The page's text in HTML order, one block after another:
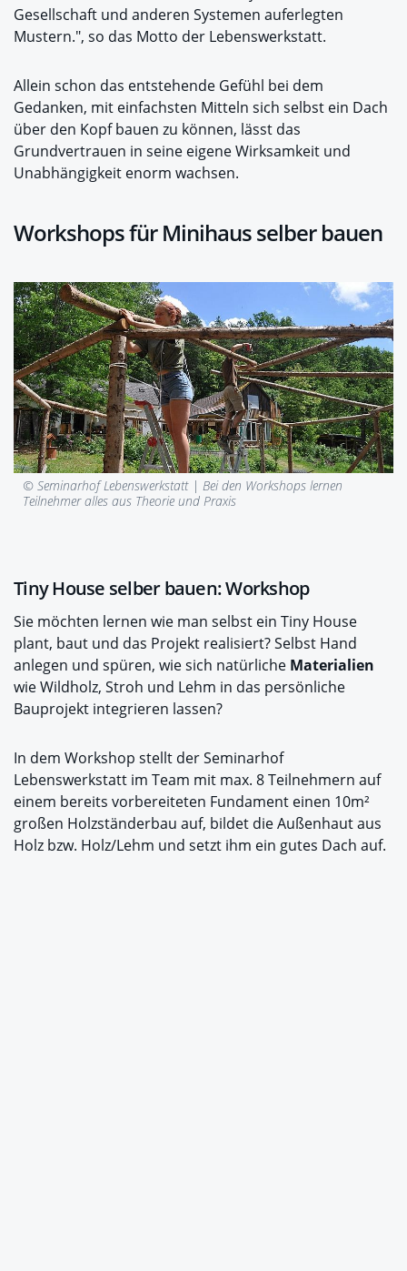
Gesellschaft und anderen Systemen auferlegten
Mustern.", so das Motto der Lebenswerkstatt.
Allein schon das entstehende Gefühl bei dem
Gedanken, mit einfachsten Mitteln sich selbst ein Dach
über den Kopf bauen zu können, lässt das
Grundvertrauen in seine eigene Wirksamkeit und
Unabhängigkeit enorm wachsen.
Workshops für Minihaus selber bauen
© Seminarhof Lebenswerkstatt | Bei den Workshops lernen
Teilnehmer alles aus Theorie und Praxis
Tiny House selber bauen: Workshop
Sie möchten lernen wie man selbst ein Tiny House
plant, baut und das Projekt realisiert? Selbst Hand
anlegen und spüren, wie sich natürliche Materialien
wie Wildholz, Stroh und Lehm in das persönliche
Bauprojekt integrieren lassen?
In dem Workshop stellt der Seminarhof
Lebenswerkstatt im Team mit max. 8 Teilnehmern auf
einem bereits vorbereiteten Fundament einen 10m²
großen Holzständerbau auf, bildet die Außenhaut aus
Holz bzw. Holz/Lehm und setzt ihm ein gutes Dach auf.